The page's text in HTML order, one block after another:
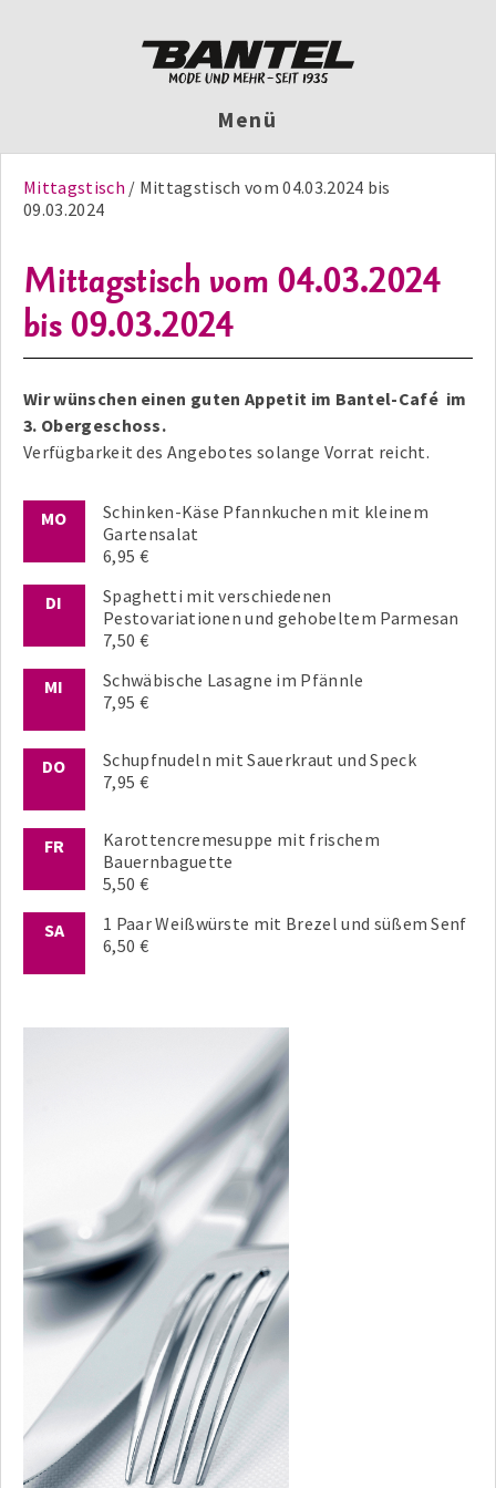
Menü
Mittagstisch
Mittagstisch vom 04.03.2024 bis
09.03.2024
Mittagstisch vom 04.03.2024
bis 09.03.2024
Wir wünschen einen guten Appetit im Bantel-Café im
3. Obergeschoss.
Verfügbarkeit des Angebotes solange Vorrat reicht.
MO
Schinken-Käse Pfannkuchen mit kleinem
Gartensalat
6,95 €
DI
Spaghetti mit verschiedenen
Pestovariationen und gehobeltem Parmesan
7,50 €
MI
Schwäbische Lasagne im Pfännle
7,95 €
DO
Schupfnudeln mit Sauerkraut und Speck
7,95 €
FR
Karottencremesuppe mit frischem
Bauernbaguette
5,50 €
SA
1 Paar Weißwürste mit Brezel und süßem Senf
6,50 €